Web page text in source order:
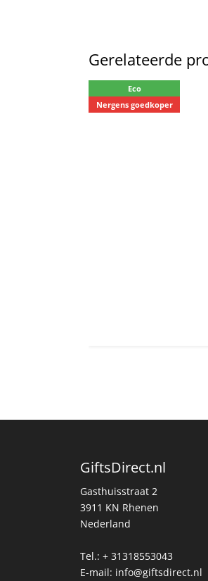
Gerelateerde
Eco
Nergens goedkoper
GiftsDirect.nl
Gasthuisstraat 2
3911 KN Rhenen
Nederland
Tel.: + 31318553043
E-mail: info@giftsdirect.nl